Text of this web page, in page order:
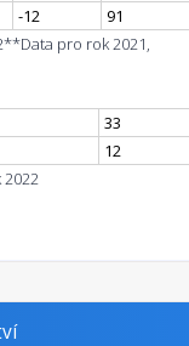
-12
91
Data pro rok 2021,
33
12
2022